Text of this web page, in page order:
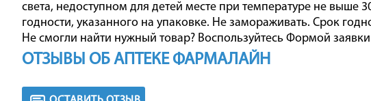
света, недоступном для детей месте при температуре не выше
годности, указанного на упаковке. Не замораживать. Срок
Не смогли найти нужный товар? Воспользуйтесь Формой заявки
ОТЗЫВЫ ОБ АПТЕКЕ ФАРМАЛАЙН